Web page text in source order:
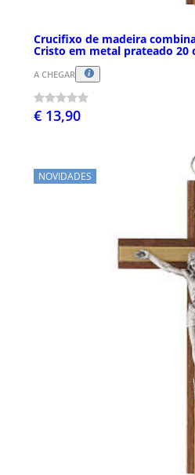
Crucifixo de madeira
Cristo em metal prateado 20
A CHEGAR
€ 13,90
NOVIDADES